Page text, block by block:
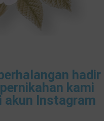
hadir
kami
Instagram